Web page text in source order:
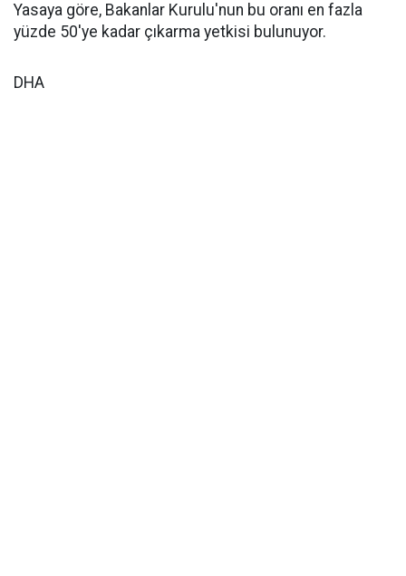
Yasaya göre, Bakanlar Kurulu'nun bu oranı en fazla
yüzde 50'ye kadar çıkarma yetkisi bulunuyor.
DHA